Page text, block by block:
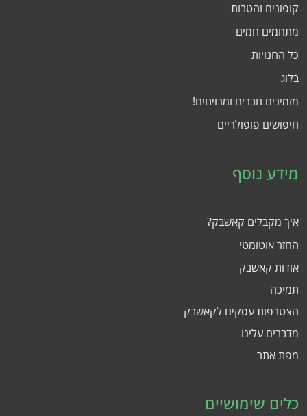
קופונים והטבות
מתחמים חמים
כל החנויות
בלוג
מזמינים חברים ומרויחים!
חיפושים פופולריים
מידע נוסף
איך מקבלים קאשבק?
החזר אוטומטי
אודות קאשבק
תמיכה
הצטרפות עסקים לקאשבק
מדברים עלינו
מפת אתר
כלים שימושיים